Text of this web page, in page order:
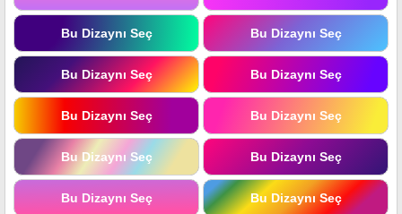
Bu Dizaynı Seç Bu Dizaynı Seç
Bu Dizaynı Seç Bu Dizaynı Seç
Bu Dizaynı Seç Bu Dizaynı Seç
Bu Dizaynı Seç Bu Dizaynı Seç
Bu Dizaynı Seç Bu Dizaynı Seç